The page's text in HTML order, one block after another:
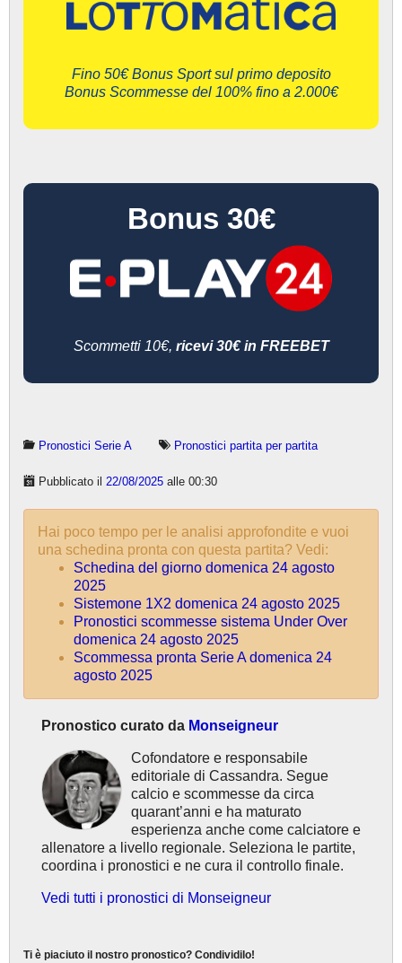
Fino 50€ Bonus Sport sul primo deposito
Bonus Scommesse del 100% fino a 2.000€
Bonus 30€
Scommetti 10€, ricevi 30€ in FREEBET
Pronostici Serie A Pronostici partita per partita
Pubblicato il 22/08/2025 alle 00:30
Hai poco tempo per le analisi approfondite e vuoi
una schedina pronta con questa partita? Vedi:
Schedina del giorno domenica 24 agosto
2025
Sistemone 1X2 domenica 24 agosto 2025
Pronostici scommesse sistema Under Over
domenica 24 agosto 2025
Scommessa pronta Serie A domenica 24
agosto 2025
Pronostico curato da Monseigneur
Cofondatore e responsabile
editoriale di Cassandra. Segue
calcio e scommesse da circa
quarant’anni e ha maturato
esperienza anche come calciatore e
allenatore a livello regionale. Seleziona le partite,
coordina i pronostici e ne cura il controllo finale.
Vedi tutti i pronostici di Monseigneur
Ti è piaciuto il nostro pronostico? Condividilo!